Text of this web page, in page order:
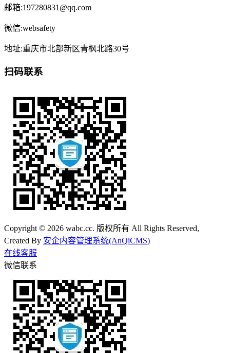
邮箱:197280831@qq.com
微信:websafety
地址:重庆市北部新区青枫北路30号
扫码联系
Copyright © 2026 wabc.cc. 版权所有 All Rights Reserved,
Created By 安企内容管理系统(AnQiCMS)
在线客服
微信联系